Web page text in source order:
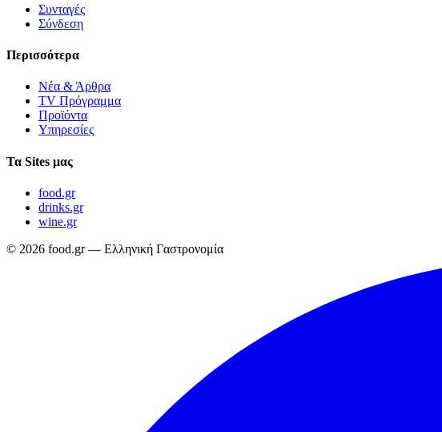
Συνταγές
Σύνδεση
Περισσότερα
Νέα & Άρθρα
TV Πρόγραμμα
Προϊόντα
Υπηρεσίες
Τα Sites μας
food.gr
drinks.gr
wine.gr
© 2026 food.gr — Ελληνική Γαστρονομία